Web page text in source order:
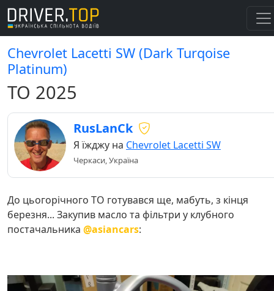
Chevrolet Lacetti SW (Dark Turqoise
Platinum)
ТО 2025
RusLanCk
Я їжджу на Chevrolet Lacetti SW
Черкаси, Україна
До цьогорічного ТО готувався ще, мабуть, з кінця
березня... Закупив масло та фільтри у клубного
постачальника @asiancars: